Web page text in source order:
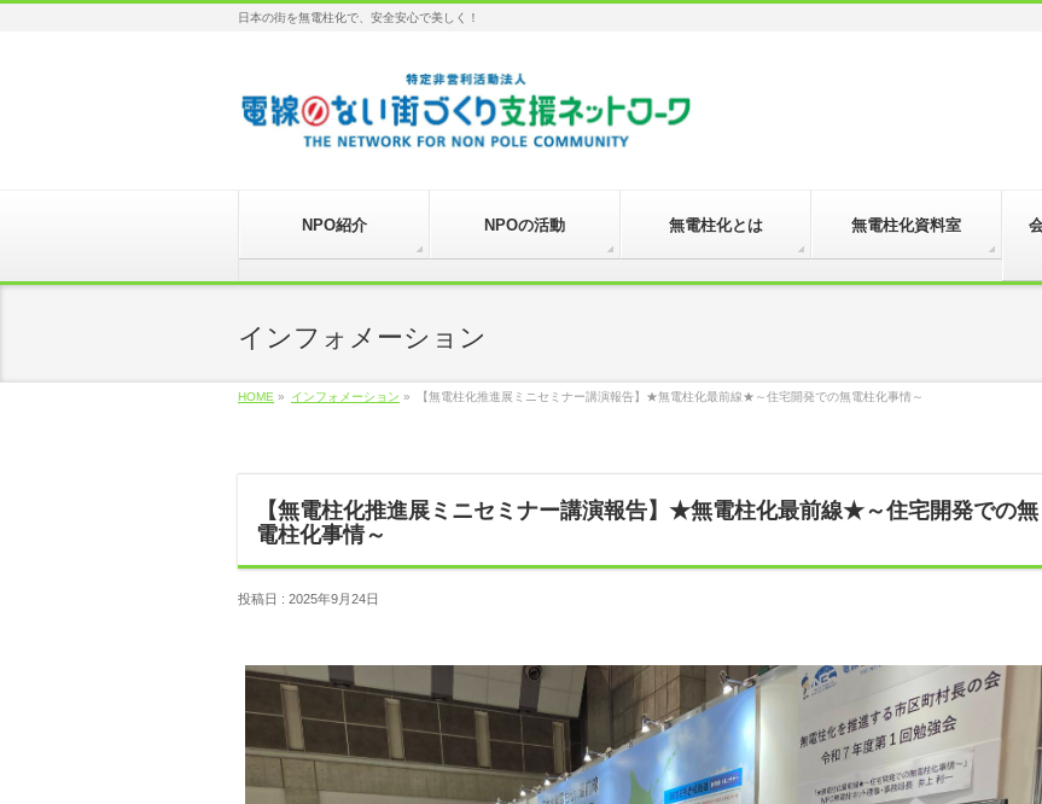
日本の街を無電柱化で、安全安心で美しく！
NPO紹介 NPOの活動 無電柱化とは 無電柱化資料室
インフォメーション
HOME » インフォメーション » 【無電柱化推進展ミニセミナー講演報告】★無電柱化最前線★～住宅開発での無電柱化事情～
【無電柱化推進展ミニセミナー講演報告】★無電柱化最前線★～住宅開発での無
電柱化事情～
投稿日 : 2025年9月24日